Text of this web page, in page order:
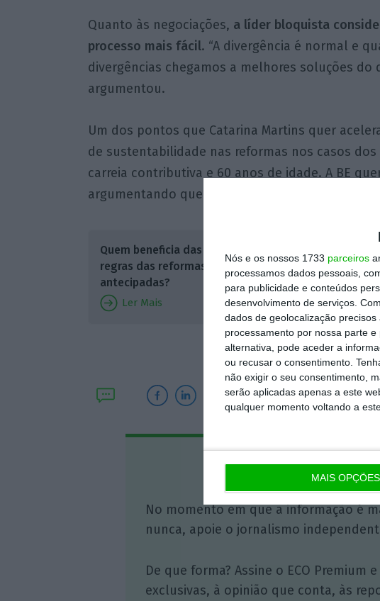
Nós e os nossos 1733 parceiros
processamos dados pessoais,
para publicidade e conteúdos
desenvolvimento de serviços.
dados de geolocalização
processamento por nossa parte
alternativa, pode aceder a
ou recusar o consentimento.
não exigir o seu consentimento,
serão aplicadas apenas a este
qualquer momento voltando a
MAIS OPÇÕES
Quanto às negociações, a líder bloquista
processo mais fácil. “A divergência é normal e
divergências chegamos a melhores soluções do
argumentou.
Um dos pontos que Catarina Martins quer
de sustentabilidade nas reformas nos casos
carreia contributiva e 60 anos de idade. A BE
argumentando que a medida “custa apenas 70
Quem beneficia das novas
regras das reformas
antecipadas?
Ler Mais
Já sobre o
coligação, após
Bloco quererá a
Quanto à atuação
classifica-a de
da República tem
Assine o ECO
No momento em que a informação é
nunca, apoie o jornalismo
De que forma? Assine o ECO Premium
exclusivas, à opinião que conta, às